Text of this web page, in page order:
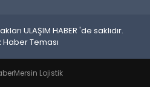
ULAŞIM HABER 'de saklıdır.
Teması
Mersin Lojistik